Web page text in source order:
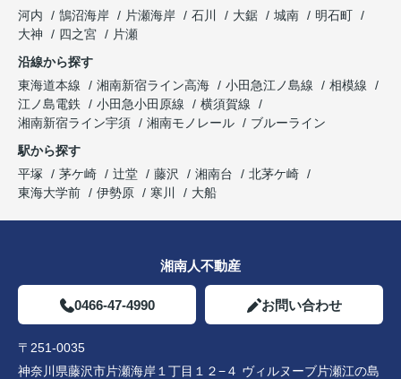
河内
鵠沼海岸 片瀬海岸 石川 大鋸 城南
明石町
大神
四之宮
片瀬
沿線から探す
東海道本線
湘南新宿ライン高海 小田急江ノ島線
相模線
江ノ島電鉄
小田急小田原線
横須賀線
湘南新宿ライン宇須
湘南モノレール
ブルーライン
駅から探す
平塚
茅ケ崎 辻堂 藤沢 湘南台
北茅ケ崎
東海大学前
伊勢原 寒川 大船
湘南人不動産
0466-47-4990 お問い合わせ
〒251-0035
神奈川県藤沢市片瀬海岸１丁目１２−４ ヴィルヌーブ片瀬江の島